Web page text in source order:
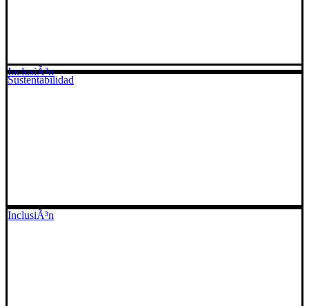
Sustentabilidad
InclusiÃ³n
InclusiÃ³n